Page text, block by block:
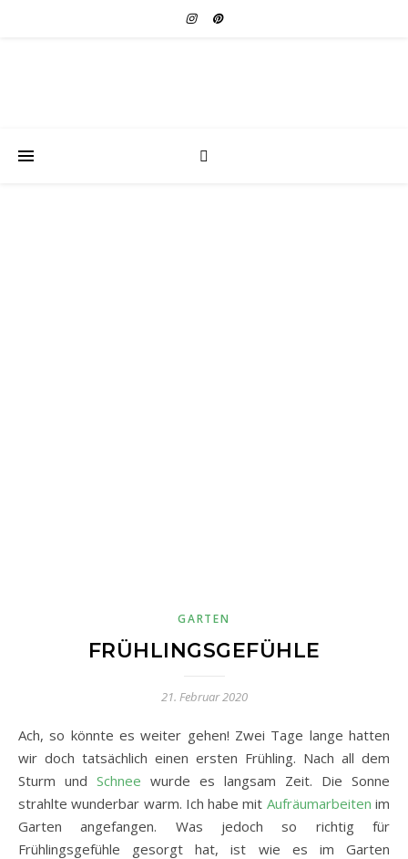
GARTEN
FRÜHLINGSGEFÜHLE
21. Februar 2020
Ach, so könnte es weiter gehen! Zwei Tage lange hatten
wir doch tatsächlich einen ersten Frühling. Nach all dem
Sturm und Schnee wurde es langsam Zeit. Die Sonne
strahlte wunderbar warm. Ich habe mit Aufräumarbeiten im
Garten angefangen. Was jedoch so richtig für
Frühlingsgefühle gesorgt hat, ist wie es im Garten